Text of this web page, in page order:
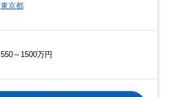
東京都
550～1500万円